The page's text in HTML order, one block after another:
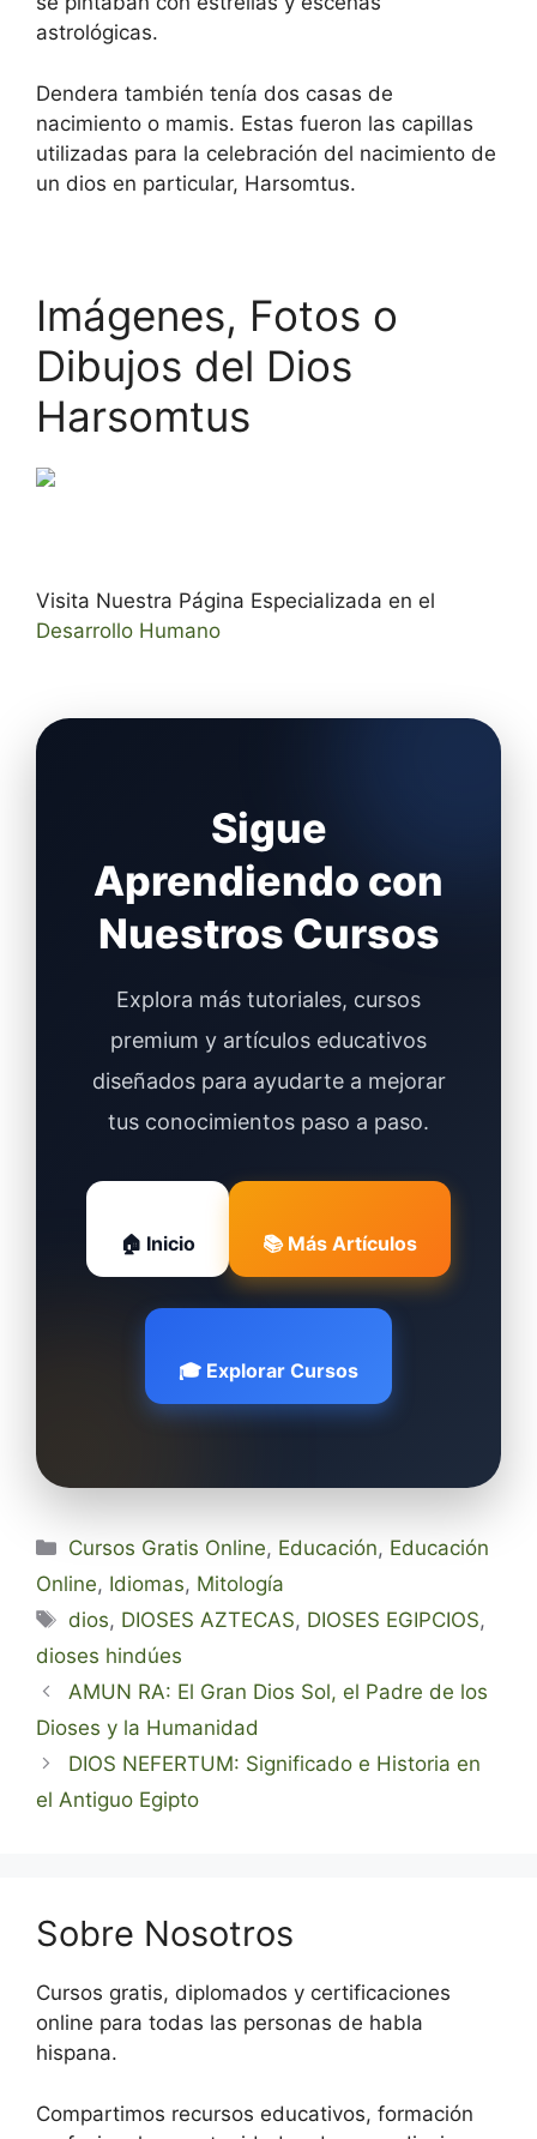
astrológicas.
Dendera también tenía dos casas de
nacimiento o mamis. Estas fueron las capillas
utilizadas para la celebración del nacimiento de
un dios en particular, Harsomtus.
Imágenes, Fotos o
Dibujos del Dios
Harsomtus
Visita Nuestra Página Especializada en el
Desarrollo Humano
Sigue
Aprendiendo con
Nuestros Cursos
Explora más tutoriales, cursos
premium y artículos educativos
diseñados para ayudarte a mejorar
tus conocimientos paso a paso.
🏠 Inicio 📚 Más Artículos
🎓 Explorar Cursos
Categorías
Cursos Gratis Online, Educación, Educación
Online, Idiomas, Mitología
Etiquetas
dios, DIOSES AZTECAS, DIOSES EGIPCIOS,
dioses hindúes
AMUN RA: El Gran Dios Sol, el Padre de los
Dioses y la Humanidad
DIOS NEFERTUM: Significado e Historia en
el Antiguo Egipto
Sobre Nosotros
Cursos gratis, diplomados y certificaciones
online para todas las personas de habla
hispana.
Compartimos recursos educativos, formación